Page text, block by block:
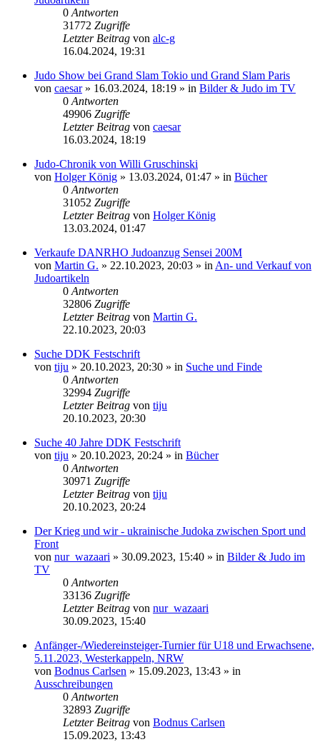
0 Antworten
31772 Zugriffe
Letzter Beitrag von alc-g
16.04.2024, 19:31
Judo Show bei Grand Slam Tokio und Grand Slam Paris
von caesar» 16.03.2024, 18:19 » in Bilder & Judo im TV
0 Antworten
49906 Zugriffe
Letzter Beitrag von caesar
16.03.2024, 18:19
Judo-Chronik von Willi Gruschinski
von Holger König » 13.03.2024, 01:47 » in Bücher
0 Antworten
31052 Zugriffe
Letzter Beitrag von Holger König
13.03.2024, 01:47
Verkaufe DANRHO Judoanzug Sensei 200M
von Martin G. » 22.10.2023, 20:03 » in An- und Verkauf von
Judoartikeln
0 Antworten
32806 Zugriffe
Letzter Beitrag von Martin G.
22.10.2023, 20:03
Suche DDK Festschrift
von tiju » 20.10.2023, 20:30 » in Suche und Finde
0 Antworten
32994 Zugriffe
Letzter Beitrag von tiju
20.10.2023, 20:30
Suche 40 Jahre DDK Festschrift
von tiju » 20.10.2023, 20:24 » in Bücher
0 Antworten
30971 Zugriffe
Letzter Beitrag von tiju
20.10.2023, 20:24
Der Krieg und wir - ukrainische Judoka zwischen Sport und
Front
von nur_wazaari » 30.09.2023, 15:40 » in Bilder & Judo im
TV
0 Antworten
33136 Zugriffe
Letzter Beitrag von nur_wazaari
30.09.2023, 15:40
Anfänger-/Wiedereinsteiger-Turnier für U18 und Erwachsene,
5.11.2023, Westerkappeln, NRW
von Bodnus Carlsen » 15.09.2023, 13:43 » in
Ausschreibungen
0 Antworten
32893 Zugriffe
Letzter Beitrag von Bodnus Carlsen
15.09.2023, 13:43